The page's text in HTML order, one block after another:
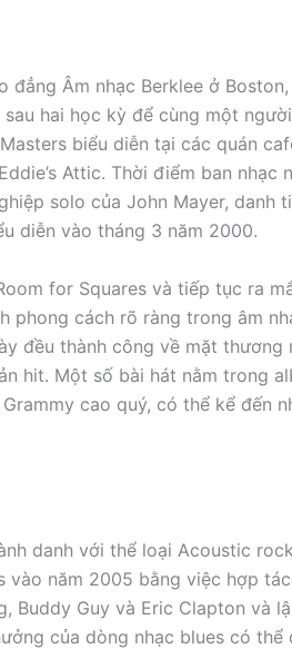
Âm nhạc Berklee ở Boston,
hai học kỳ để cùng một
biểu diễn tại các quán
Attic. Thời điểm ban nhạc
solo của John Mayer, danh
diễn vào tháng 3 năm 2000.
for Squares và tiếp tục ra
phong cách rõ ràng trong âm
đều thành công về mặt thương
hit. Một số bài hát nằm trong
cao quý, có thể kể đến
danh với thể loại Acoustic
vào năm 2005 bằng việc hợp
Buddy Guy và Eric Clapton và
của dòng nhạc blues có thể